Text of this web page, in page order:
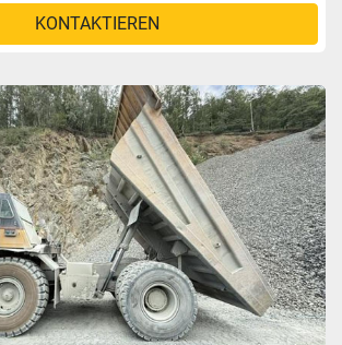
KONTAKTIEREN